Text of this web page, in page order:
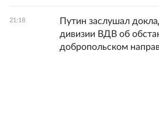
21:18
Путин заслушал
дивизии ВДВ об
добропольском